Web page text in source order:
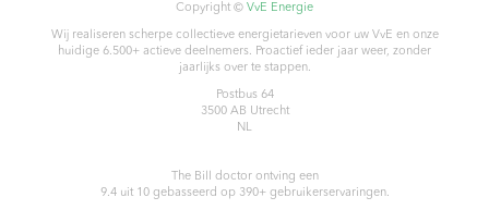
Copyright © VvE Energie
Wij realiseren scherpe collectieve energietarieven voor uw VvE en onze
huidige 6.500+ actieve deelnemers. Proactief ieder jaar weer, zonder
jaarlijks over te stappen.
Postbus 64
3500 AB Utrecht
NL
The Bill doctorontving een
9.4uit 10gebasseerd op 390+ gebruikerservaringen.